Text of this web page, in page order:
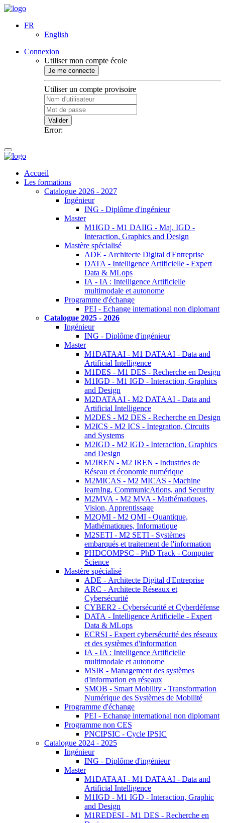
FR
English
Connexion
Utiliser mon compte école
Je me connecte
Utiliser un compte provisoire
Valider
Error:
Accueil
Les formations
Catalogue 2026 - 2027
Ingénieur
ING - Diplôme d'ingénieur
Master
M1IGD - M1 DAIIG - Maj. IGD -
Interaction, Graphics and Design
Mastère spécialisé
ADE - Architecte Digital d'Entreprise
DATA - Intelligence Artificielle - Expert
Data & MLops
IA - IA : Intelligence Artificielle
multimodale et autonome
Programme d'échange
PEI - Echange international non diplomant
Catalogue 2025 - 2026
Ingénieur
ING - Diplôme d'ingénieur
Master
M1DATAAI - M1 DATAAI - Data and
Artificial Intelligence
M1DES - M1 DES - Recherche en Design
M1IGD - M1 IGD - Interaction, Graphics
and Design
M2DATAAI - M2 DATAAI - Data and
Artificial Intelligence
M2DES - M2 DES - Recherche en Design
M2ICS - M2 ICS - Integration, Circuits
and Systems
M2IGD - M2 IGD - Interaction, Graphics
and Design
M2IREN - M2 IREN - Industries de
Réseau et économie numérique
M2MICAS - M2 MICAS - Machine
learnIng, CommunicAtions, and Security
M2MVA - M2 MVA - Mathématiques,
Vision, Apprentissage
M2QMI - M2 QMI - Quantique,
Mathématiques, Informatique
M2SETI - M2 SETI - Systèmes
embarqués et traitement de l'information
PHDCOMPSC - PhD Track - Computer
Science
Mastère spécialisé
ADE - Architecte Digital d'Entreprise
ARC - Architecte Réseaux et
Cybersécurité
CYBER2 - Cybersécurité et Cyberdéfense
DATA - Intelligence Artificielle - Expert
Data & MLops
ECRSI - Expert cybersécurité des réseaux
et des systèmes d'information
IA - IA : Intelligence Artificielle
multimodale et autonome
MSIR - Management des systèmes
d'information en réseaux
SMOB - Smart Mobility - Transformation
Numérique des Systèmes de Mobilité
Programme d'échange
PEI - Echange international non diplomant
Programme non CES
PNCIPSIC - Cycle IPSIC
Catalogue 2024 - 2025
Ingénieur
ING - Diplôme d'ingénieur
Master
M1DATAAI - M1 DATAAI - Data and
Artificial Intelligence
M1IGD - M1 IGD - Interaction, Graphic
and Design
M1REDESI - M1 DES - Recherche en